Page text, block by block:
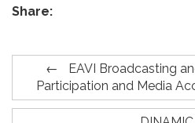
Share:
EAVI Broadcasting
Participation and Media